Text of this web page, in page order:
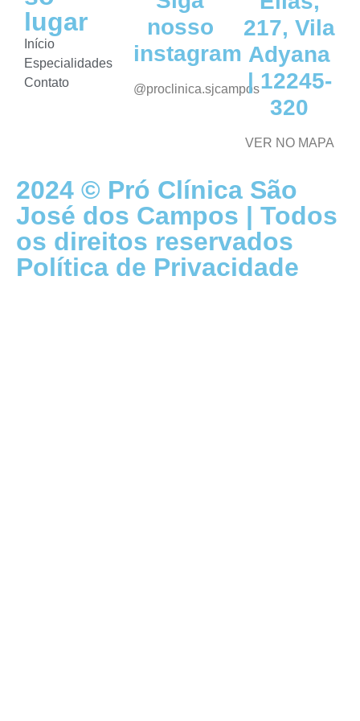
lugar
Início
Especialidades
Contato
nosso
instagram
@proclinica.sjcampos
217, Vila
Adyana
| 12245-
320
VER NO MAPA
2024 © Pró Clínica São
José dos Campos | Todos
os direitos reservados
Política de Privacidade